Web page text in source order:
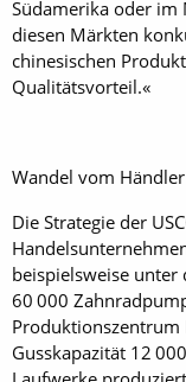
Südamerika oder im
diesen Märkten
chinesischen
Qualitätsvorteil.«
Wandel vom
Die Strategie der
beispielsweise unter
60 000
Gusskapazität 12